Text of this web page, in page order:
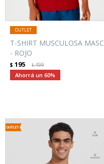
T-SHIRT MUSCULOSA MASC
- ROJO
$ 195 $499
60